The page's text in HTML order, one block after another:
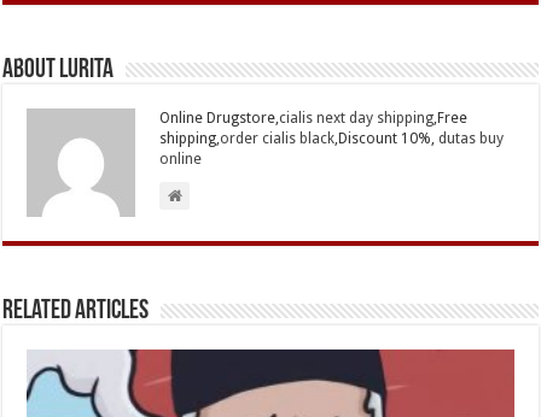
About Lurita
Online Drugstore,cialis next day shipping ,Free
shipping, order cialis black ,Discount 10%,dutas buy
online
Related Articles